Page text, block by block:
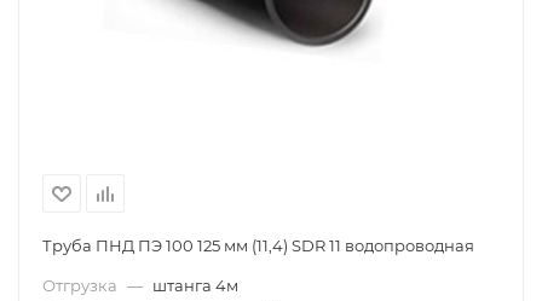
Труба ПНД ПЭ 100 125 мм (11,4) SDR 11 водопроводная
Отгрузка — штанга 4м